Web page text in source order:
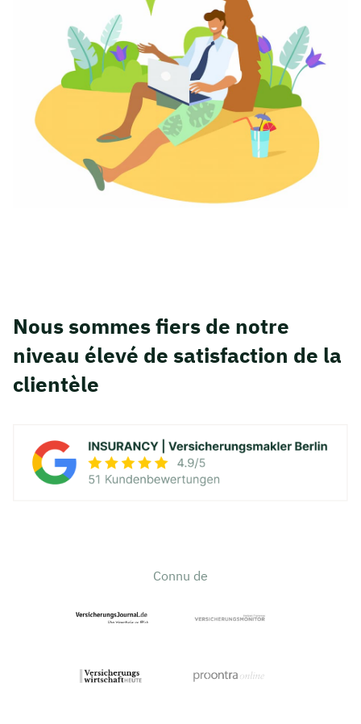
Nous sommes fiers de notre
niveau élevé de satisfaction de la
clientèle
Connu de